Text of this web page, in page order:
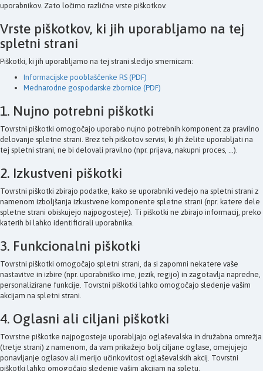
uporabnikov. Zato ločimo različne vrste piškotkov.
Vrste piškotkov, ki jih uporabljamo na tej
spletni strani
Piškotki, ki jih uporabljamo na tej strani sledijo smernicam:
Informacijske pooblaščenke RS (PDF)
Mednarodne gospodarske zbornice (PDF)
1. Nujno potrebni piškotki
Tovrstni piškotki omogočajo uporabo nujno potrebnih komponent za pravilno
delovanje spletne strani. Brez teh piškotov servisi, ki jih želite uporabljati na
tej spletni strani, ne bi delovali pravilno (npr. prijava, nakupni proces, ...).
2. Izkustveni piškotki
Tovrstni piškotki zbirajo podatke, kako se uporabniki vedejo na spletni strani z
namenom izboljšanja izkustvene komponente spletne strani (npr. katere dele
spletne strani obiskujejo najpogosteje). Ti piškotki ne zbirajo informacij, preko
katerih bi lahko identificirali uporabnika.
3. Funkcionalni piškotki
Tovrstni piškotki omogočajo spletni strani, da si zapomni nekatere vaše
nastavitve in izbire (npr. uporabniško ime, jezik, regijo) in zagotavlja napredne,
personalizirane funkcije. Tovrstni piškotki lahko omogočajo sledenje vašim
akcijam na spletni strani.
4. Oglasni ali ciljani piškotki
Tovrstne piškotke najpogosteje uporabljajo oglaševalska in družabna omrežja
(tretje strani) z namenom, da vam prikažejo bolj ciljane oglase, omejujejo
ponavljanje oglasov ali merijo učinkovitost oglaševalskih akcij. Tovrstni
piškotki lahko omogočajo sledenje vašim akcijam na spletu.